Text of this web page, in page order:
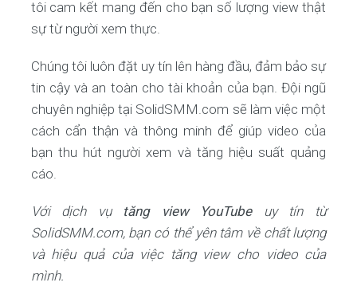
tôi cam kết mang đến cho bạn số lượng view thật
sự từ người xem thực.
Chúng tôi luôn đặt uy tín lên hàng đầu, đảm bảo sự
tin cậy và an toàn cho tài khoản của bạn. Đội ngũ
chuyên nghiệp tại SolidSMM.com sẽ làm việc một
cách cẩn thận và thông minh để giúp video của
bạn thu hút người xem và tăng hiệu suất quảng
cáo.
Với dịch vụ tăng view YouTubeuy tín từ
SolidSMM.com, bạn có thể yên tâm về chất lượng
và hiệu quả của việc tăng view cho video của
mình.